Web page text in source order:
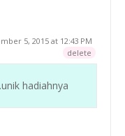
5, 2015 at 12:43 PM
delete
hadiahnya